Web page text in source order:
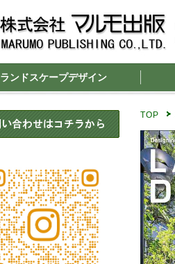
ランドスケープデザイン
TOP